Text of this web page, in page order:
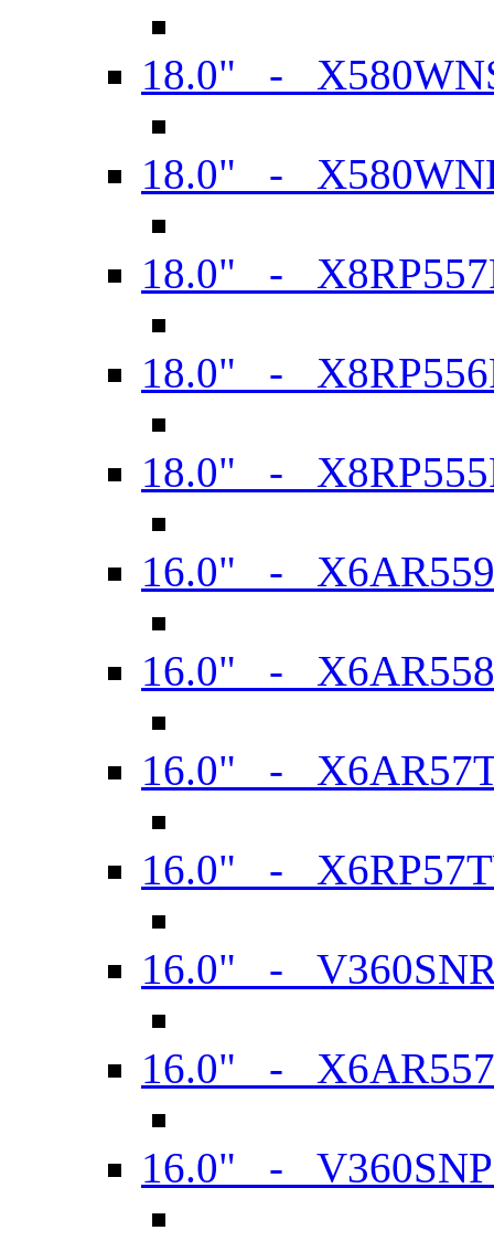
18.0" -
18.0" -
18.0" -
18.0" -
18.0" -
16.0" -
16.0" -
16.0" -
16.0" -
16.0" -
16.0" -
16.0" -